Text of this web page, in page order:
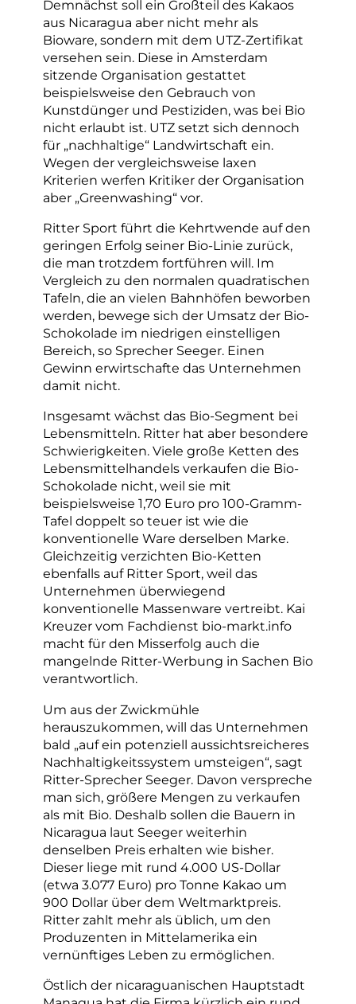
Demnächst soll ein Großteil des Kakaos
aus Nicaragua aber nicht mehr als
Bioware, sondern mit dem UTZ-Zertifikat
versehen sein. Diese in Amsterdam
sitzende Organisation gestattet
beispielsweise den Gebrauch von
Kunstdünger und Pestiziden, was bei Bio
nicht erlaubt ist. UTZ setzt sich dennoch
für „nachhaltige“ Landwirtschaft ein.
Wegen der vergleichsweise laxen
Kriterien werfen Kritiker der Organisation
aber „Greenwashing“ vor.
Ritter Sport führt die Kehrtwende auf den
geringen Erfolg seiner Bio-Linie zurück,
die man trotzdem fortführen will. Im
Vergleich zu den normalen quadratischen
Tafeln, die an vielen Bahnhöfen beworben
werden, bewege sich der Umsatz der Bio-
Schokolade im niedrigen einstelligen
Bereich, so Sprecher Seeger. Einen
Gewinn erwirtschafte das Unternehmen
damit nicht.
Insgesamt wächst das Bio-Segment bei
Lebensmitteln. Ritter hat aber besondere
Schwierigkeiten. Viele große Ketten des
Lebensmittelhandels verkaufen die Bio-
Schokolade nicht, weil sie mit
beispielsweise 1,70 Euro pro 100-Gramm-
Tafel doppelt so teuer ist wie die
konventionelle Ware derselben Marke.
Gleichzeitig verzichten Bio-Ketten
ebenfalls auf Ritter Sport, weil das
Unternehmen überwiegend
konventionelle Massenware vertreibt. Kai
Kreuzer vom Fachdienst bio-markt.info
macht für den Misserfolg auch die
mangelnde Ritter-Werbung in Sachen Bio
verantwortlich.
Um aus der Zwickmühle
herauszukommen, will das Unternehmen
bald „auf ein potenziell aussichtsreicheres
Nachhaltigkeitssystem umsteigen“, sagt
Ritter-Sprecher Seeger. Davon verspreche
man sich, größere Mengen zu verkaufen
als mit Bio. Deshalb sollen die Bauern in
Nicaragua laut Seeger weiterhin
denselben Preis erhalten wie bisher.
Dieser liege mit rund 4.000 US-Dollar
(etwa 3.077 Euro) pro Tonne Kakao um
900 Dollar über dem Weltmarktpreis.
Ritter zahlt mehr als üblich, um den
Produzenten in Mittelamerika ein
vernünftiges Leben zu ermöglichen.
Östlich der nicaraguanischen Hauptstadt